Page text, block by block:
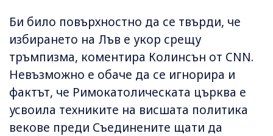
Би било повърхностно да се твърди, че
избирането на Лъв е укор срещу
тръмпизма, коментира Колинсън от CNN.
Невъзможно е обаче да се игнорира и
фактът, че Римокатолическата църква е
усвоила техниките на висшата политика
векове преди Съединените щати да